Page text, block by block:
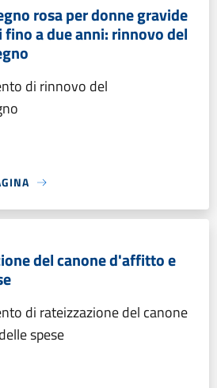
rosa per donne gravide
a due anni: rinnovo del
di rinnovo del
del canone d'affitto e
di rateizzazione del canone
spese